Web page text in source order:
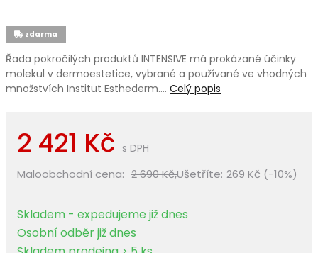
zdarma
Řada pokročilých produktů INTENSIVE má prokázané účinky
molekul v dermoestetice, vybrané a používané ve vhodných
množstvích Institut Esthederm.… Celý popis
2 421 Kč s DPH
Maloobchodní cena: 2 690 Kč,Ušetříte: 269 Kč (-10%)
Skladem - expedujeme již dnes
Osobní odběr již dnes